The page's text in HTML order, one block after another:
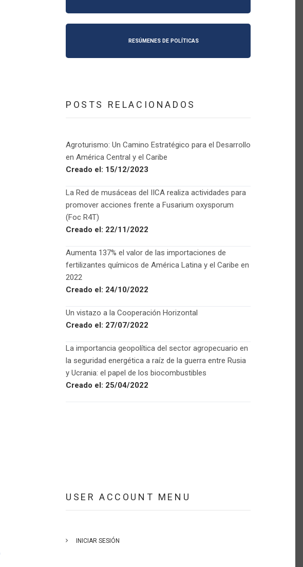
RESÚMENES DE POLÍTICAS
POSTS RELACIONADOS
Agroturismo: Un Camino Estratégico para el Desarrollo
en América Central y el Caribe
Creado el: 15/12/2023
La Red de musáceas del IICA realiza actividades para
promover acciones frente a Fusarium oxysporum
(Foc R4T)
Creado el: 22/11/2022
Aumenta 137% el valor de las importaciones de
fertilizantes químicos de América Latina y el Caribe en
2022
Creado el: 24/10/2022
Un vistazo a la Cooperación Horizontal
Creado el: 27/07/2022
La importancia geopolítica del sector agropecuario en
la seguridad energética a raíz de la guerra entre Rusia
y Ucrania: el papel de los biocombustibles
Creado el: 25/04/2022
USER ACCOUNT MENU
INICIAR SESIÓN